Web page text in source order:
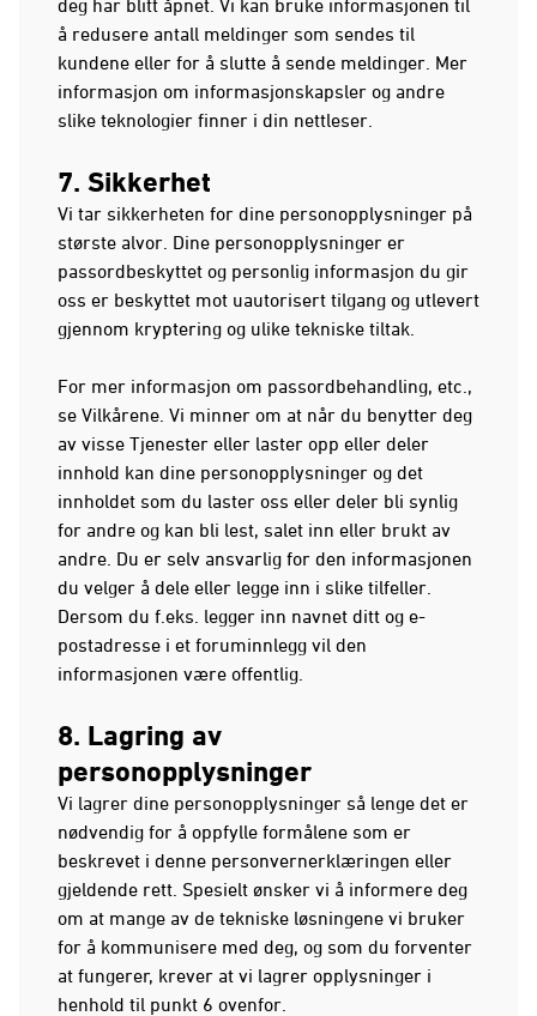
deg har blitt åpnet. Vi kan bruke informasjonen til
å redusere antall meldinger som sendes til
kundene eller for å slutte å sende meldinger. Mer
informasjon om informasjonskapsler og andre
slike teknologier finner i din nettleser.
7. Sikkerhet
Vi tar sikkerheten for dine personopplysninger på
største alvor. Dine personopplysninger er
passordbeskyttet og personlig informasjon du gir
oss er beskyttet mot uautorisert tilgang og utlevert
gjennom kryptering og ulike tekniske tiltak.
For mer informasjon om passordbehandling, etc.,
se Vilkårene. Vi minner om at når du benytter deg
av visse Tjenester eller laster opp eller deler
innhold kan dine personopplysninger og det
innholdet som du laster oss eller deler bli synlig
for andre og kan bli lest, salet inn eller brukt av
andre. Du er selv ansvarlig for den informasjonen
du velger å dele eller legge inn i slike tilfeller.
Dersom du f.eks. legger inn navnet ditt og e-
postadresse i et foruminnlegg vil den
informasjonen være offentlig.
8. Lagring av
personopplysninger
Vi lagrer dine personopplysninger så lenge det er
nødvendig for å oppfylle formålene som er
beskrevet i denne personvernerklæringen eller
gjeldende rett. Spesielt ønsker vi å informere deg
om at mange av de tekniske løsningene vi bruker
for å kommunisere med deg, og som du forventer
at fungerer, krever at vi lagrer opplysninger i
henhold til punkt 6 ovenfor.